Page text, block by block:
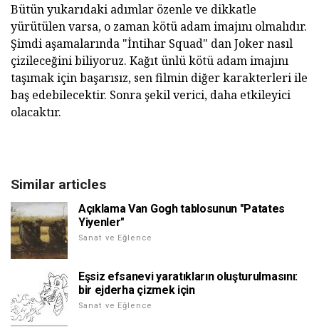
Bütün yukarıdaki adımlar özenle ve dikkatle
yürütülen varsa, o zaman kötü adam imajını olmalıdır.
Şimdi aşamalarında "İntihar Squad" dan Joker nasıl
çizileceğini biliyoruz. Kağıt ünlü kötü adam imajını
taşımak için başarısız, sen filmin diğer karakterleri ile
baş edebilecektir. Sonra şekil verici, daha etkileyici
olacaktır.
Similar articles
Açıklama Van Gogh tablosunun "Patates
Yiyenler"
Sanat ve Eğlence
Eşsiz efsanevi yaratıkların oluşturulmasını:
bir ejderha çizmek için
Sanat ve Eğlence